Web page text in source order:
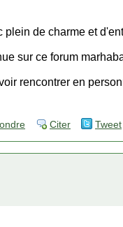
de charme et
sur ce forum
rencontrer en
Citer Tweet